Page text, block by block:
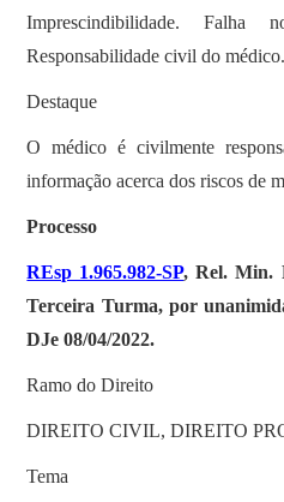
Imprescindibilidade. Falha
Responsabilidade civil do médico.
Destaque
O médico é civilmente
informação acerca dos riscos de
Processo
REsp 1.965.982-SP, Rel. Min.
Terceira Turma, por
DJe 08/04/2022.
Ramo do Direito
DIREITO CIVIL, DIREITO
Tema